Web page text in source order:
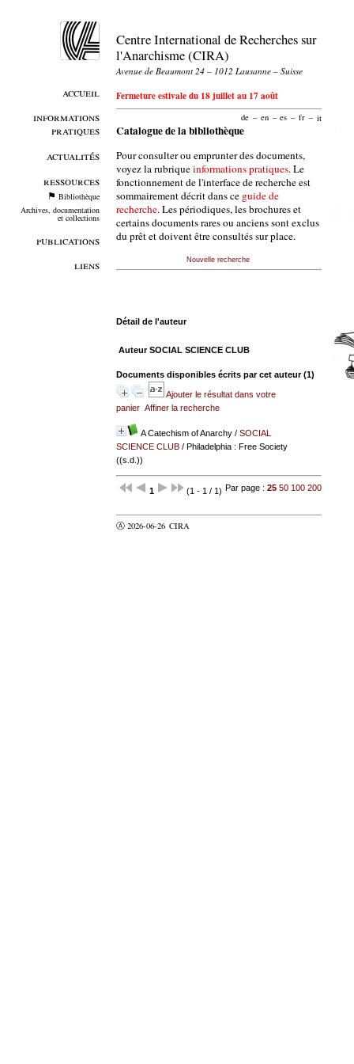
accueil
informations
pratiques
actualités
ressources
Bibliothèque
Archives, documentation
et collections
publications
liens
Centre International de Recherches sur
l'Anarchisme (CIRA)
Avenue de Beaumont 24 – 1012 Lausanne – Suisse
Fermeture estivale du 18 juillet au 17 août
de – en – es – fr – it
Catalogue de la bibliothèque
Pour consulter ou emprunter des documents,
voyez la rubriqueinformations pratiques. Le
fonctionnement de l'interface de recherche est
sommairement décrit dans ce guide de
recherche. Les périodiques, les brochures et
certains documents rares ou anciens sont exclus
du prêt et doivent être consultés sur place.
Nouvelle recherche
Détail de l'auteur
Auteur SOCIAL SCIENCE CLUB
Documents disponibles écrits par cet auteur (1)
Ajouter le résultat dans votre
panier Affiner la recherche
A Catechism of Anarchy/ SOCIAL
SCIENCE CLUB/ Philadelphia : Free Society
((s.d.))
1 (1 - 1 / 1) Par page : 25 50 100 200
Ⓐ 2026-06-26 CIRA